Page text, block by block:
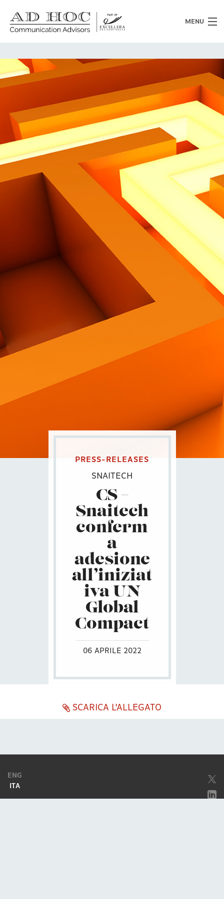
MENU
Chi siamo
Cosa facciamo
News
Clienti
Heritage
Lavora con noi
Contatti
PRESS-RELEASES
SNAITECH
CS –
Snaitech
conferm
a
adesione
all’iniziat
iva UN
Global
Compact
06 APRILE 2022
SCARICA L'ALLEGATO
ENG
ITA